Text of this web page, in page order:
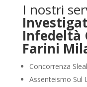
I nostri
Infedeltà
Farini
Concorrenza
Assenteismo Sul